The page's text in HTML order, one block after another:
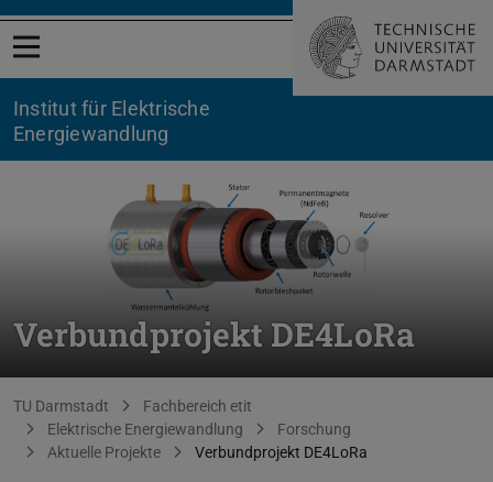
Menü öffnen
Institut für Elektrische
Energiewandlung
Verbundprojekt DE4LoRa
Sie befinden sich hier:
TU Darmstadt
Fachbereich etit
Elektrische Energiewandlung
Forschung
Aktuelle Projekte
Verbundprojekt DE4LoRa